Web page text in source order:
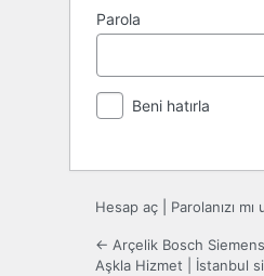
Parola
Beni hatırla
Hesap aç Parolanızı
← Arçelik Bosch
Aşkla Hizmet | İstanbul